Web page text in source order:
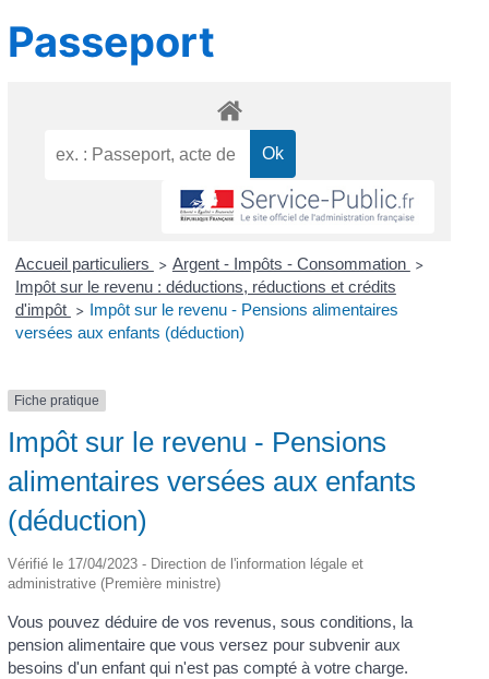
Passeport
Accueil particuliers > Argent - Impôts - Consommation >
Impôt sur le revenu : déductions, réductions et crédits
d'impôt > Impôt sur le revenu - Pensions alimentaires
versées aux enfants (déduction)
Fiche pratique
Impôt sur le revenu - Pensions
alimentaires versées aux enfants
(déduction)
Vérifié le 17/04/2023 - Direction de l'information légale et
administrative (Première ministre)
Vous pouvez déduire de vos revenus, sous conditions, la
pension alimentaire que vous versez pour subvenir aux
besoins d'un enfant qui n'est pas compté à votre charge.